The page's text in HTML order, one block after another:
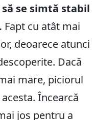
se simtă stabil
Fapt cu atât mai
deoarece atunci
Dacă
mare, piciorul
Încearcă
jos pentru a